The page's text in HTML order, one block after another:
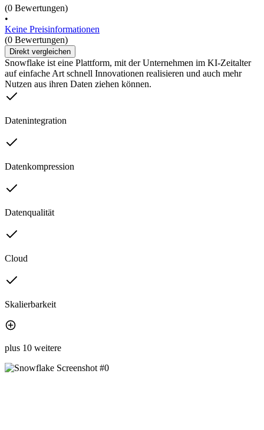
(0 Bewertungen)
•
Keine Preisinformationen
(0 Bewertungen)
Direkt vergleichen
Snowflake ist eine Plattform, mit der Unternehmen im KI-Zeitalter
auf einfache Art schnell Innovationen realisieren und auch mehr
Nutzen aus ihren Daten ziehen können.
Datenintegration
Datenkompression
Datenqualität
Cloud
Skalierbarkeit
plus 10 weitere